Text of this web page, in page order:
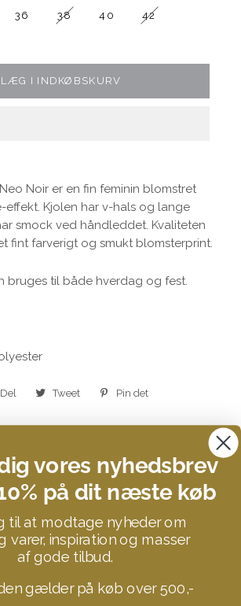
36 38 40 42
LÆG I INDKØBSKURV
Noir er en fin feminin blomstret
Kjolen har v-hals og lange
smock ved håndleddet. Kvaliteten
fint farverigt og smukt blomsterprint.
bruges til både hverdag og fest.
Del
Del
Tweet
Tweet
Pin det
Search
Kontakt
Om STUFF YOU LOVE
B2B
vores nyhedsbrev
på dit næste køb
til at modtage nyheder om
varer, inspiration og masser
af gode tilbud.
gælder på køb over 500,-